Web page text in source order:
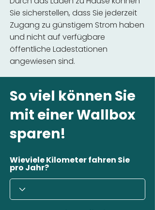
Sie sicherstellen, dass Sie jederzeit
Zugang zu günstigem Strom haben
und nicht auf verfügbare
öffentliche Ladestationen
angewiesen sind.
So viel können Sie
mit einer Wallbox
sparen!
Wieviele Kilometer fahren Sie
pro Jahr?